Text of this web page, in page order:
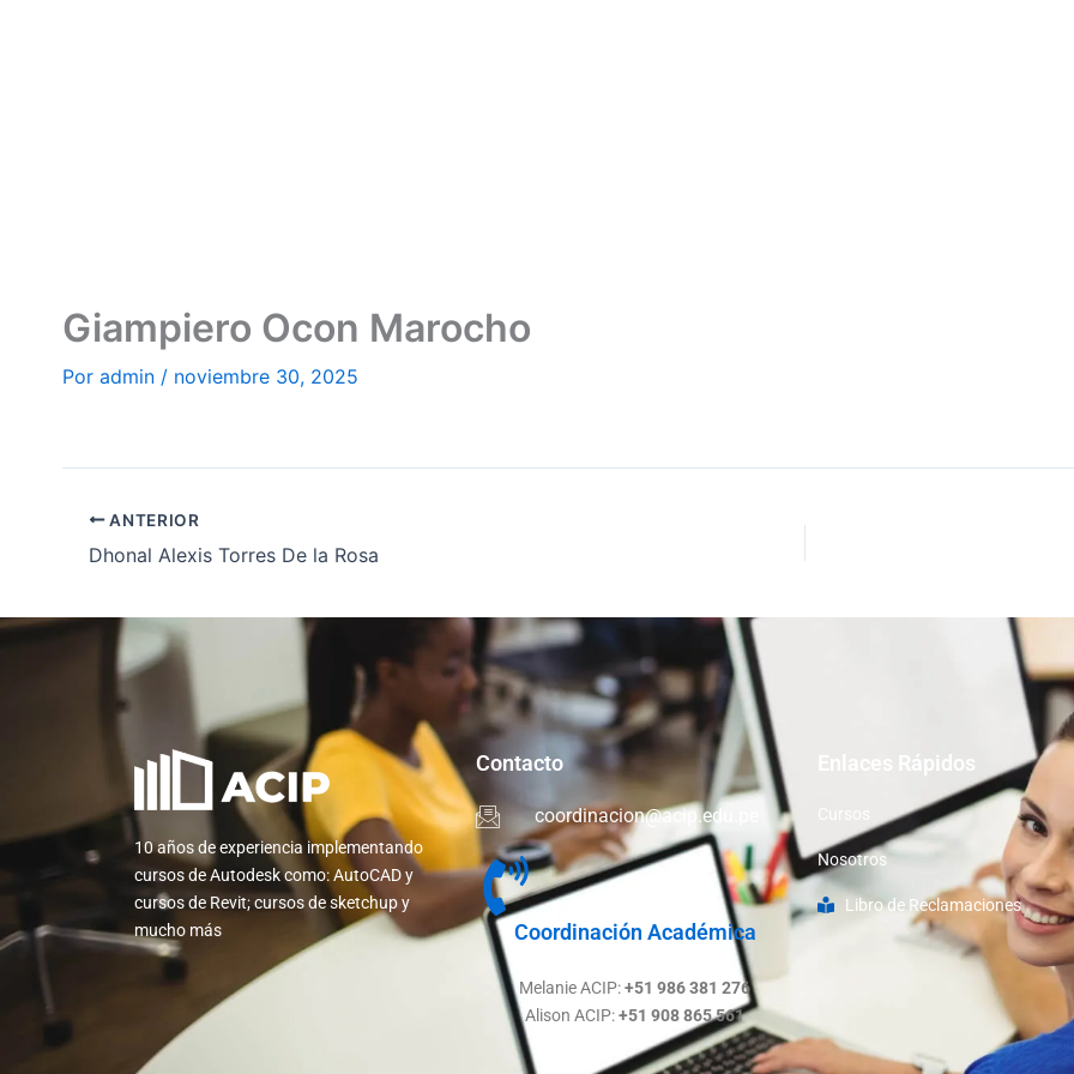
Giampiero Ocon Marocho
Por admin / noviembre 30, 2025
ANTERIOR
Dhonal Alexis Torres De la Rosa
10 años de experiencia implementando
cursos de Autodesk como: AutoCAD y
cursos de Revit; cursos de sketchup y
mucho más
Contacto
coordinacion@acip.edu.pe
Coordinación Académica
Melanie ACIP:+51 986 381 276
Alison ACIP:+51 908 865 561
Enlaces Rápidos
Nosotros
Libro de Reclamaciones